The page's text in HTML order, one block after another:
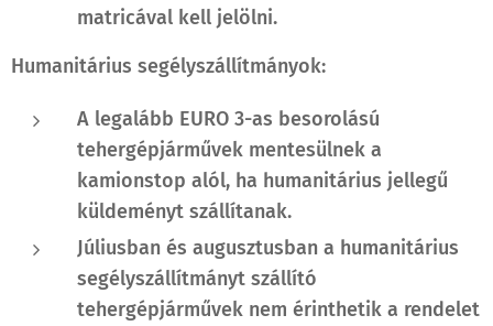
matricával kell jelölni.
Humanitárius segélyszállítmányok:
A legalább EURO 3-as besorolású
tehergépjárművek mentesülnek a
kamionstop alól, ha humanitárius jellegű
küldeményt szállítanak.
Júliusban és augusztusban a humanitárius
segélyszállítmányt szállító
tehergépjárművek nem érinthetik a rendelet